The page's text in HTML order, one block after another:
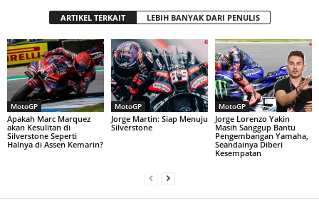
ARTIKEL TERKAIT LEBIH BANYAK DARI PENULIS
MotoGP
Apakah Marc Marquez
akan Kesulitan di
Silverstone Seperti
Halnya di Assen Kemarin?
MotoGP
Jorge Martin: Siap Menuju
Silverstone
MotoGP
Jorge Lorenzo Yakin
Masih Sanggup Bantu
Pengembangan Yamaha,
Seandainya Diberi
Kesempatan